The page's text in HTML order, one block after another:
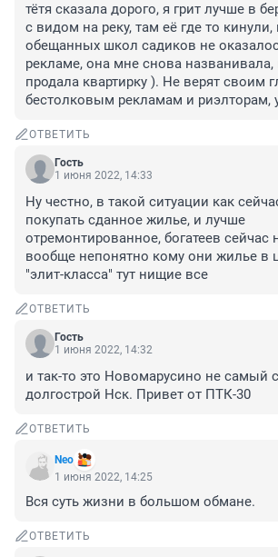
тётя сказала дорого, я грит лучше в
с видом на реку, там её где то кинули,
обещанных школ садиков не
рекламе, она мне снова названивала,
продала квартирку ). Не верят своим
бестолковым рекламам и риэлторам,
ОТВЕТИТЬ
Гость
1 июня 2022, 14:33
Ну честно, в такой ситуации как
покупать сданное жилье, и лучше
отремонтированное, богатеев сейчас
вообще непонятно кому они жилье в
"элит-класса" тут нищие все
ОТВЕТИТЬ
Гость
1 июня 2022, 14:32
и так-то это Новомарусино не самый
долгострой Нск. Привет от ПТК-30
ОТВЕТИТЬ
Nео
1 июня 2022, 14:25
Вся суть жизни в большом обмане.
ОТВЕТИТЬ